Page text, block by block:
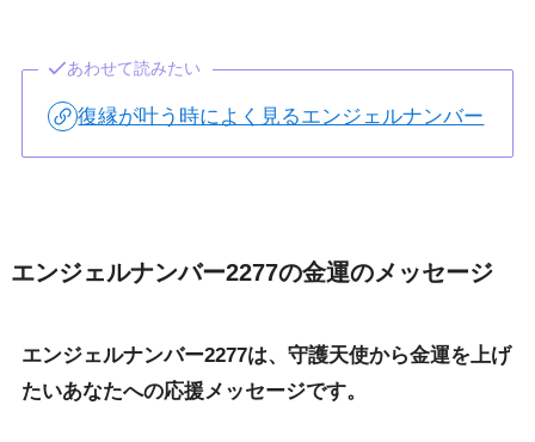
あわせて読みたい
復縁が叶う時によく見るエンジェルナンバー
エンジェルナンバー2277の金運のメッセージ
エンジェルナンバー2277は、守護天使から金運を上げ
たいあなたへの応援メッセージです。